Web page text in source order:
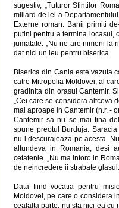
sugestiv, „Tuturor Sfintilor
miliard de lei a
Externe roman. Banii primiti
putini pentru a termina locasul,
jumatate. „Nu ne are nimeni la
dat nici un leu pentru biserica.
Biserica din Cania este vazuta
catre Mitropolia Moldovei, al
gradinita din orasul Cantemir.
„Cei care se considera altceva
mai aproape in Cantemir (n.r. -
Cantemir sa nu se mai tina
spune preotul Burduja.
nu-l descurajeaza pe acesta.
altundeva in Romania, desi
cetatenie. „Nu ma intorc in
de neincredere ii strabate glasul.
Data fiind vocatia pentru
Moldovei, pe care o considera
cealalta parte, nu sta nici ea cu